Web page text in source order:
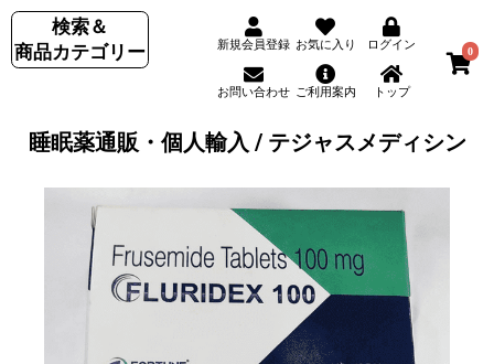
検索＆
商品カテゴリー
新規会員登録 お気に入り ログイン
お問い合わせ ご利用案内 トップ
0
睡眠薬通販・個人輸入 / テジャスメディシン